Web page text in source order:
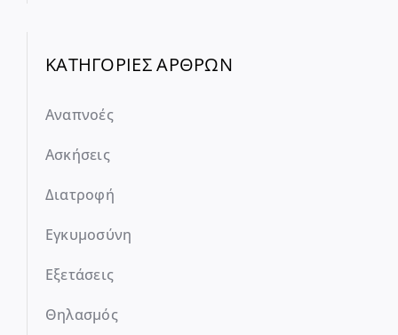
ΚΑΤΗΓΟΡΙΕΣ ΑΡΘΡΩΝ
Αναπνοές
Ασκήσεις
Διατροφή
Εγκυμοσύνη
Εξετάσεις
Θηλασμός